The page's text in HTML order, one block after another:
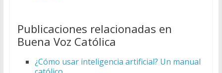
Publicaciones relacionadas en
Buena Voz Católica
¿Cómo usar inteligencia artificial? Un manual